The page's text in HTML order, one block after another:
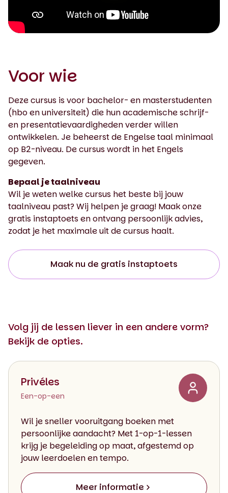
0:00 / 1:51
Voor wie
Deze cursus is voor bachelor- en masterstudenten
(hbo en universiteit) die hun academische schrijf-
en presentatievaardigheden verder willen
ontwikkelen. Je beheerst de Engelse taal minimaal
op B2-niveau. De cursus wordt in het Engels
gegeven.
Bepaal je taalniveau
Wil je weten welke cursus het beste bij jouw
taalniveau past? Wij helpen je graag! Maak onze
gratis instaptoets en ontvang persoonlijk advies,
zodat je het maximale uit de cursus haalt.
Maak nu de gratis instaptoets
Volg jij de lessen liever in een andere vorm?
Bekijk de opties.
Privéles
Een-op-een
Wil je sneller vooruitgang boeken met
persoonlijke aandacht? Met 1-op-1-lessen
krijg je begeleiding op maat, afgestemd op
jouw leerdoelen en tempo.
Meer informatie